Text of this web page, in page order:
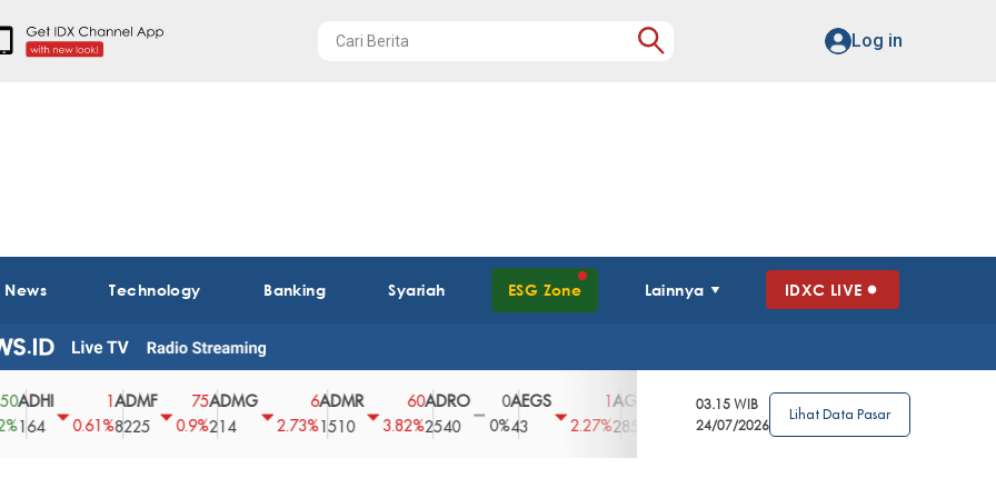
Log in
Technology Banking Syariah ESG Zone Lainnya IDXC LIVE
0.61%8225
75
0.9%
ADMG
214
2.73%
ADMR
1510
60
3.82%
ADRO
2540
0
0%
AEGS
43
2.27%2850
3.39%
AGRO
2.63%
AGRS
62
0%
03.15 WIB
24/07/2026
Lihat Data Pasar